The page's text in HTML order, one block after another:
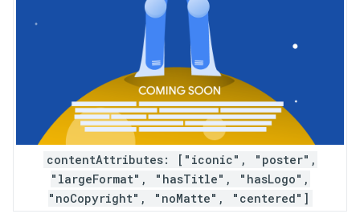
contentAttributes: ["iconic", "poster",
"largeFormat", "hasTitle", "hasLogo",
"noCopyright", "noMatte", "centered"]